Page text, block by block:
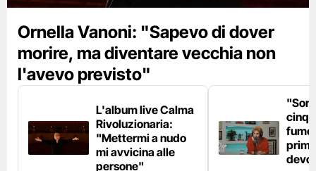
Ornella Vanoni: "Sapevo di dover
morire, ma diventare vecchia non
l'avevo previsto"
L'album live Calma
Rivoluzionaria:
"Mettermi a nudo
mi avvicina alle
persone"
fumo
devo